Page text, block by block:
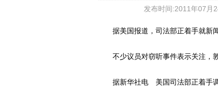
发布时间:2011年07月
据美国报道，司法部正着手就新闻
不少议员对窃听事件表示关注，敦
据新华社电 美国司法部正着手调